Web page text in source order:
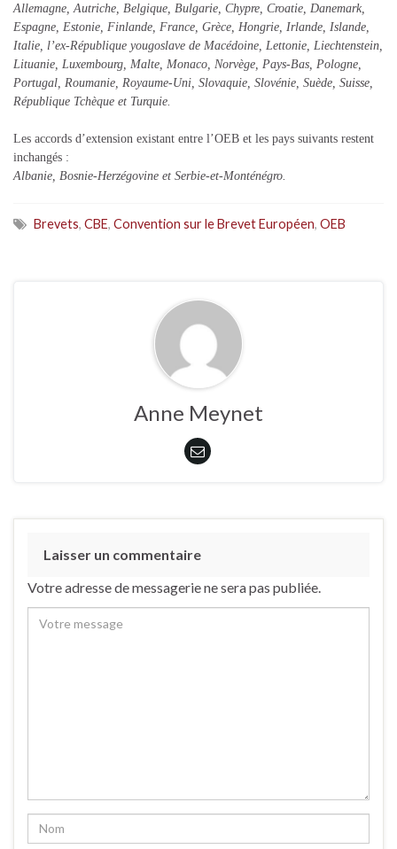
Allemagne, Autriche, Belgique, Bulgarie, Chypre, Croatie, Danemark,
Espagne, Estonie, Finlande, France, Grèce, Hongrie, Irlande, Islande,
Italie, l’ex-République yougoslave de Macédoine, Lettonie, Liechtenstein,
Lituanie, Luxembourg, Malte, Monaco, Norvège, Pays-Bas, Pologne,
Portugal, Roumanie, Royaume-Uni, Slovaquie, Slovénie, Suède, Suisse,
République Tchèque et Turquie.
Les accords d’extension existant entre l’OEB et les pays suivants restent
inchangés :
Albanie, Bosnie-Herzégovine et Serbie-et-Monténégro.
Brevets, CBE, Convention sur le Brevet Européen, OEB
Anne Meynet
Laisser un commentaire
Votre adresse de messagerie ne sera pas publiée.